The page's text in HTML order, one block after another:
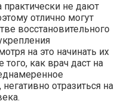
не дают
отлично могут
восстановительного
на это начинать их
как врач даст на
отразиться на